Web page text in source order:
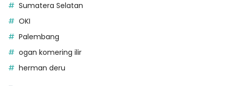
Sumatera Selatan
OKI
Palembang
ogan komering ilir
herman deru